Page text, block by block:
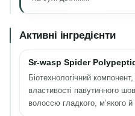
Активні інгредієнти
Sr-wasp Spider
Біотехнологічний
властивості павутинного
волоссю гладкого, м’якого й